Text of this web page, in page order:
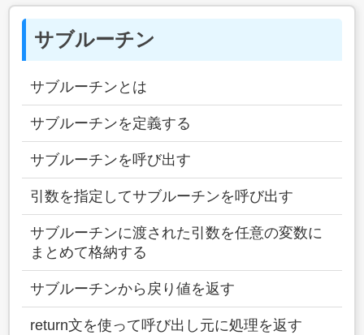
サブルーチン
サブルーチンとは
サブルーチンを定義する
サブルーチンを呼び出す
引数を指定してサブルーチンを呼び出す
サブルーチンに渡された引数を任意の変数に
まとめて格納する
サブルーチンから戻り値を返す
return文を使って呼び出し元に処理を返す